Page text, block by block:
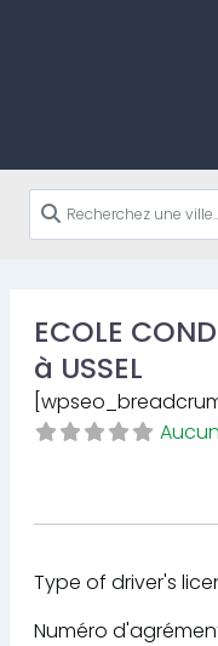
ECOLE
à USSEL
Type of driver's
Numéro d'agrément